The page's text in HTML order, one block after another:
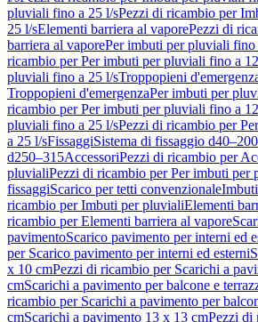
pluviali fino a 25 l/sPezzi di ricambio per
25 l/sElementi barriera al vaporePezzi di
barriera al vaporePer imbuti per pluviali fino
ricambio per Per imbuti per pluviali fino a
pluviali fino a 25 l/sTroppopieni
Troppopieni d'emergenzaPer imbuti per
ricambio per Per imbuti per pluviali fino a
pluviali fino a 25 l/sPezzi di ricambio per
a 25 l/sFissaggiSistema di fissaggio d40–200
d250–315AccessoriPezzi di ricambio per
pluvialiPezzi di ricambio per Per imbuti per
fissaggiScarico per tetti convenzionale
ricambio per Imbuti per pluvialiElementi
ricambio per Elementi barriera al vapore
pavimentoScarico pavimento per interni ed
per Scarico pavimento per interni ed esterni
x 10 cmPezzi di ricambio per Scarichi a
cmScarichi a pavimento per balcone e
ricambio per Scarichi a pavimento per
cmScarichi a pavimento 13 x 13 cmPezzi di